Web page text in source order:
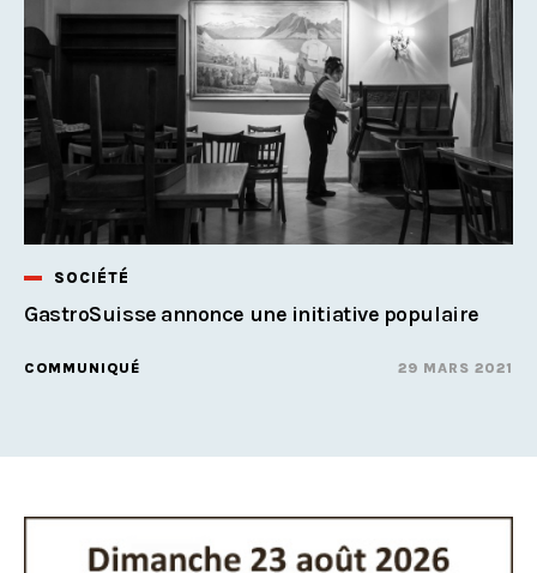
SOCIÉTÉ
GastroSuisse annonce une initiative populaire
COMMUNIQUÉ 29 MARS 2021